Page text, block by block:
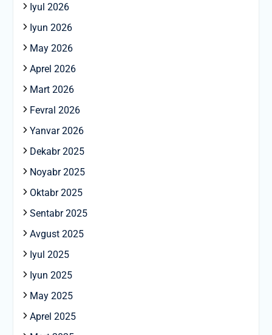
Iyul 2026
Iyun 2026
May 2026
Aprel 2026
Mart 2026
Fevral 2026
Yanvar 2026
Dekabr 2025
Noyabr 2025
Oktabr 2025
Sentabr 2025
Avgust 2025
Iyul 2025
Iyun 2025
May 2025
Aprel 2025